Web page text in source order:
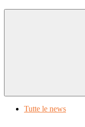
Tutte le news